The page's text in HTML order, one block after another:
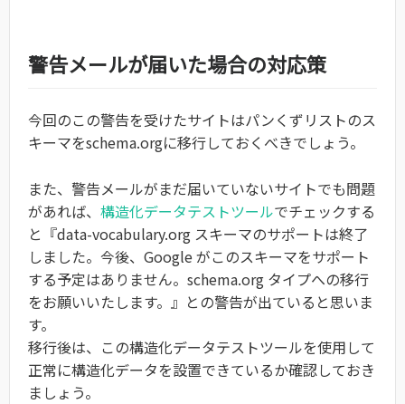
警告メールが届いた場合の対応策
今回のこの警告を受けたサイトはパンくずリストのス
キーマをschema.orgに移行しておくべきでしょう。
また、警告メールがまだ届いていないサイトでも問題
があれば、 構造化データテストツールでチェックする
と『data-vocabulary.org スキーマのサポートは終了
しました。今後、Google がこのスキーマをサポート
する予定はありません。schema.org タイプへの移行
をお願いいたします。』との警告が出ていると思いま
す。
移行後は、この構造化データテストツールを使用して
正常に構造化データを設置できているか確認しておき
ましょう。